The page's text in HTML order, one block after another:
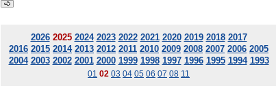
2026 2025 2024 2023 2022 2021 2020 2019 2018 2017
2016 2015 2014 2013 2012 2011 2010 2009 2008 2007 2006 2005
2004 2003 2002 2001 2000 1999 1998 1997 1996 1995 1994 1993
01 02 03 04 05 06 07 08 11